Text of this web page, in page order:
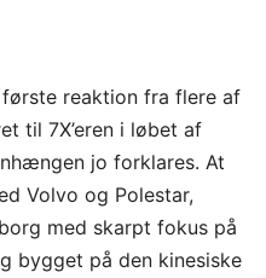
reaktion fra flere af
til 7X’eren i løbet af
jo forklares. At
Volvo og Polestar,
med skarpt fokus på
bygget på den kinesiske